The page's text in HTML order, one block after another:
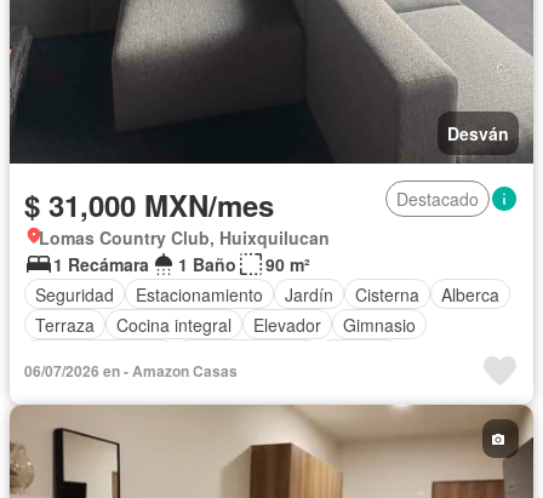
Desván
$ 31,000 MXN/mes
Destacado
Lomas Country Club, Huixquilucan
1 Recámara
1 Baño
90 m²
Seguridad
Estacionamiento Jardín Cisterna
Alberca
Terraza
Cocina integral Elevador
Gimnasio
Acceso para personas con discapacidad
Electricidad Agua
Azotea
Asador
Zonas verdes
Caseta de vigilancia
Recámara con closet
Vista panorámica
Conserje
06/07/2026 en - Amazon Casas